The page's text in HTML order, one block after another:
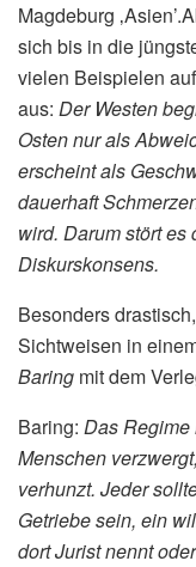
Magdeburg
sich bis in die
vielen Beispielen
aus: Der Westen
Osten nur als
erscheint als
dauerhaft
wird. Darum stört
Diskurskonsens.
Besonders
Sichtweisen in
Baring mit dem
Baring: Das Regime
Menschen
verhunzt. Jeder
Getriebe sein, ein
dort Jurist nennt